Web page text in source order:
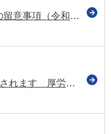
労災補償業務の運営に当たっての留意事項（令和6年度）を通知（厚労省）
令和6年度から労災保険率が変更されます 厚労省がお知らせ